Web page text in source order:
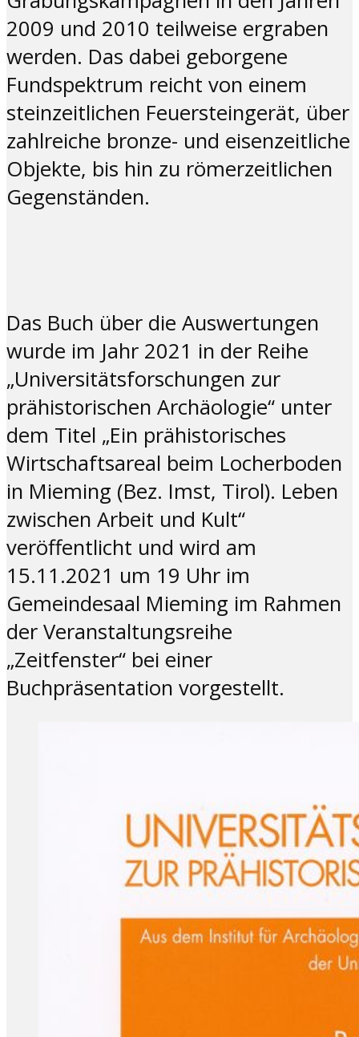
2009 und 2010 teilweise ergraben
werden. Das dabei geborgene
Fundspektrum reicht von einem
steinzeitlichen Feuersteingerät, über
zahlreiche bronze- und eisenzeitliche
Objekte, bis hin zu römerzeitlichen
Gegenständen.
Das Buch über die Auswertungen
wurde im Jahr 2021 in der Reihe
„Universitätsforschungen zur
prähistorischen Archäologie“ unter
dem Titel „Ein prähistorisches
Wirtschaftsareal beim Locherboden
in Mieming (Bez. Imst, Tirol). Leben
zwischen Arbeit und Kult“
veröffentlicht und wird am
15.11.2021 um 19 Uhr im
Gemeindesaal Mieming im Rahmen
der Veranstaltungsreihe
„Zeitfenster“ bei einer
Buchpräsentation vorgestellt.